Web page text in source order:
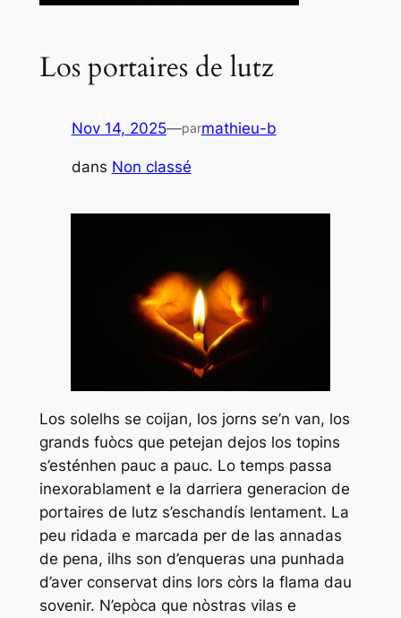
Los portaires de lutz
Nov 14, 2025—parmathieu-b
dans Non classé
Los solelhs se coijan, los jorns se’n van, los
grands fuòcs que petejan dejos los topins
s’esténhen pauc a pauc. Lo temps passa
inexorablament e la darriera generacion de
portaires de lutz s’eschandís lentament. La
peu ridada e marcada per de las annadas
de pena, ilhs son d’enqueras una punhada
d’aver conservat dins lors còrs la flama dau
sovenir. N’epòca que nòstras vilas e